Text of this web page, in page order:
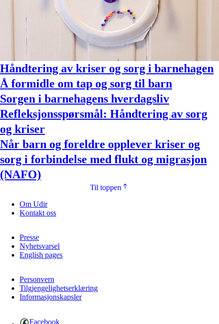
Håndtering av kriser og sorg i barnehagen
Å formidle om tap og sorg til barn
Sorgen i barnehagens hverdagsliv
Refleksjonsspørsmål: Håndtering av sorg
og kriser
Når barn og foreldre opplever kriser og
sorg i forbindelse med flukt og migrasjon
(NAFO)
Til toppen
Om Udir
Kontakt oss
Presse
Nyhetsvarsel
English pages
Personvern
Tilgjengelighetserklæring
Informasjonskapsler
Facebook